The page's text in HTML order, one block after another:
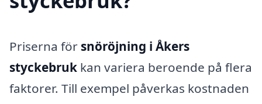
Priserna för snöröjning i Åkers
styckebruk kan variera beroende på flera
faktorer. Till exempel påverkas kostnaden